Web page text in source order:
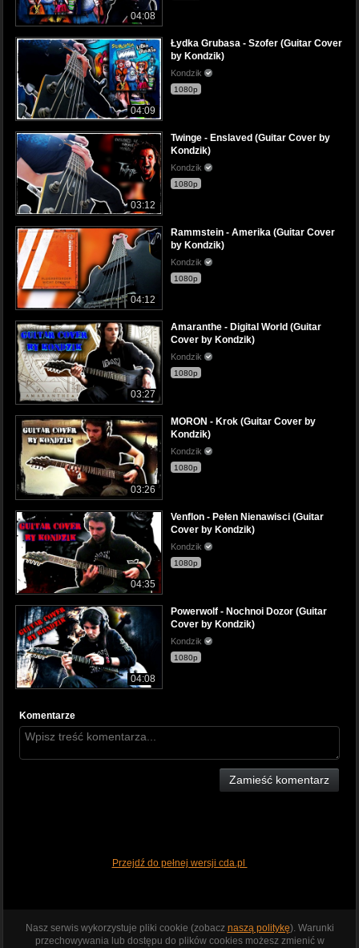
04:08
04:09
Łydka Grubasa - Szofer (Guitar Cover
by Kondzik)
Kondzik
1080p
03:12
Twinge - Enslaved (Guitar Cover by
Kondzik)
Kondzik
1080p
04:12
Rammstein - Amerika (Guitar Cover
by Kondzik)
Kondzik
1080p
03:27
Amaranthe - Digital World (Guitar
Cover by Kondzik)
Kondzik
1080p
03:26
MORON - Krok (Guitar Cover by
Kondzik)
Kondzik
1080p
04:35
Venflon - Pełen Nienawisci (Guitar
Cover by Kondzik)
Kondzik
1080p
04:08
Powerwolf - Nochnoi Dozor (Guitar
Cover by Kondzik)
Kondzik
1080p
Komentarze
Zamieść komentarz
Przejdź do pełnej wersji cda.pl
Nasz serwis wykorzystuje pliki cookie (zobacz naszą politykę). Warunki
przechowywania lub dostępu do plików cookies możesz zmienić w